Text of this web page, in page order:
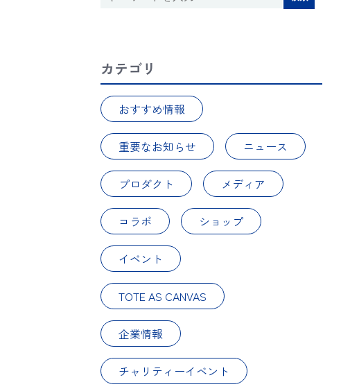
カテゴリ
おすすめ情報
重要なお知らせ ニュース
プロダクト メディア
コラボ ショップ
イベント
TOTE AS CANVAS
企業情報
チャリティーイベント